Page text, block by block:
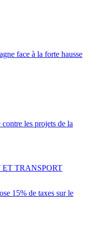
face à la forte hausse
les projets de la
15% de taxes sur le
TRANSPORT